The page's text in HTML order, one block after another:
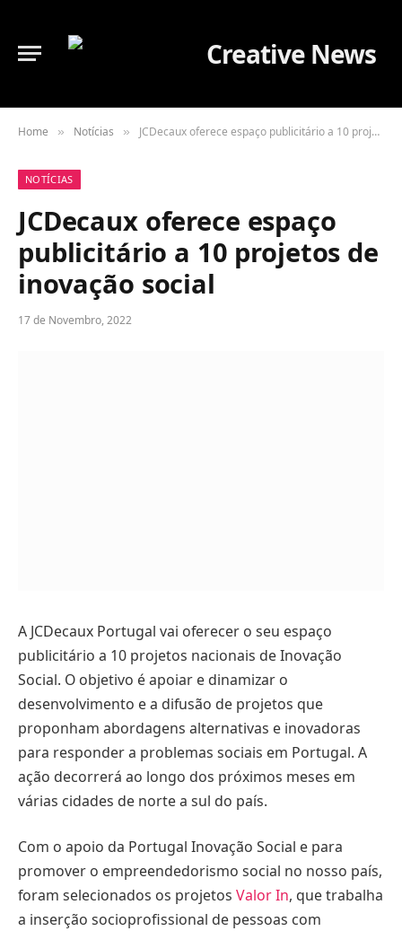
Home » Notícias » JCDecaux oferece espaço publicitário a 10 projetos de inovação social
NOTÍCIAS
JCDecaux oferece espaço
publicitário a 10 projetos de
inovação social
17 de Novembro, 2022
A JCDecaux Portugal vai oferecer o seu espaço
publicitário a 10 projetos nacionais de Inovação
Social. O objetivo é apoiar e dinamizar o
desenvolvimento e a difusão de projetos que
proponham abordagens alternativas e inovadoras
para responder a problemas sociais em Portugal. A
ação decorrerá ao longo dos próximos meses em
várias cidades de norte a sul do país.
Com o apoio da Portugal Inovação Social e para
promover o empreendedorismo social no nosso país,
foram selecionados os projetos Valor In, que trabalha
a inserção socioprofissional de pessoas com